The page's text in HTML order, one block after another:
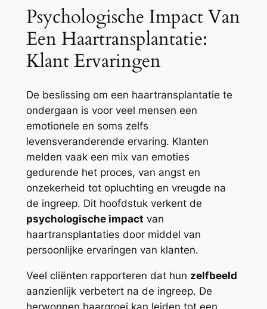
Psychologische Impact Van
Een Haartransplantatie:
Klant Ervaringen
De beslissing om een haartransplantatie te
ondergaan is voor veel mensen een
emotionele en soms zelfs
levensveranderende ervaring. Klanten
melden vaak een mix van emoties
gedurende het proces, van angst en
onzekerheid tot opluchting en vreugde na
de ingreep. Dit hoofdstuk verkent de
psychologische impact van
haartransplantaties door middel van
persoonlijke ervaringen van klanten.
Veel cliënten rapporteren dat hun zelfbeeld
aanzienlijk verbetert na de ingreep. De